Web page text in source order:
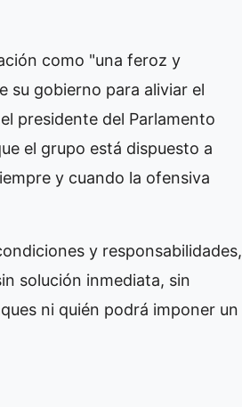
como "una feroz y
su gobierno para aliviar el
presidente del Parlamento
el grupo está dispuesto a
y cuando la ofensiva
y responsabilidades,
solución inmediata, sin
ni quién podrá imponer un